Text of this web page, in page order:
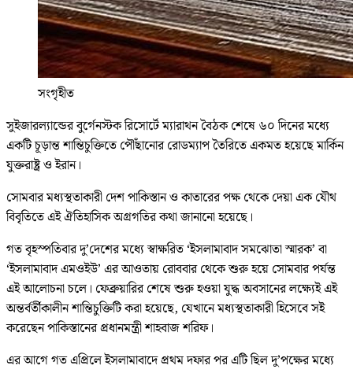
সংগৃহীত
সুইজারল্যান্ডের বুর্গেনস্টক রিসোর্টে ম্যারাথন বৈঠক শেষে ৬০ দিনের মধ্যে
একটি চূড়ান্ত শান্তিচুক্তিতে পৌঁছানোর রোডম্যাপ তৈরিতে একমত হয়েছে মার্কিন
যুক্তরাষ্ট্র ও ইরান।
সোমবার মধ্যস্থতাকারী দেশ পাকিস্তান ও কাতারের পক্ষ থেকে দেয়া এক যৌথ
বিবৃতিতে এই ঐতিহাসিক অগ্রগতির কথা জানানো হয়েছে।
গত বৃহস্পতিবার দু’দেশের মধ্যে স্বাক্ষরিত ‘ইসলামাবাদ সমঝোতা স্মারক’ বা
‘ইসলামাবাদ এমওইউ’ এর আওতায় রোববার থেকে শুরু হয়ে সোমবার পর্যন্ত
এই আলোচনা চলে। ফেব্রুয়ারির শেষে শুরু হওয়া যুদ্ধ অবসানের লক্ষ্যেই এই
অন্তর্বর্তীকালীন শান্তিচুক্তিটি করা হয়েছে, যেখানে মধ্যস্থতাকারী হিসেবে সই
করেছেন পাকিস্তানের প্রধানমন্ত্রী শাহবাজ শরিফ।
এর আগে গত এপ্রিলে ইসলামাবাদে প্রথম দফার পর এটি ছিল দু’পক্ষের মধ্যে